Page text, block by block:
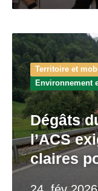
Territoire et
Environnement
Dégâts
l’ACS
claires